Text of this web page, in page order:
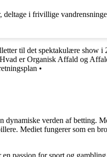
i frivillige
til det spektakulære show i
er Organisk Affald og
•
verden af betting.
Mediet fungerer som en